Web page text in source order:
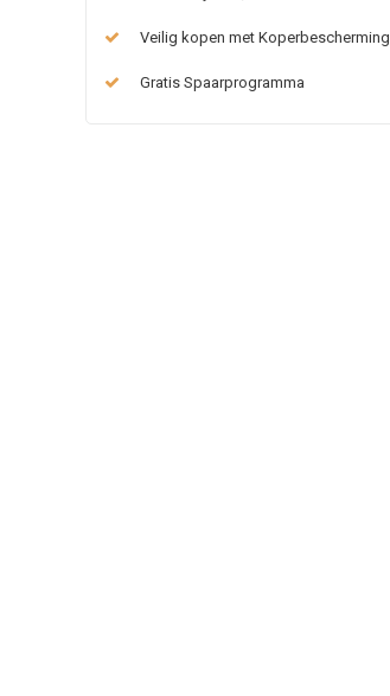
Veilig kopen met Koperbescherming
Gratis Spaarprogramma